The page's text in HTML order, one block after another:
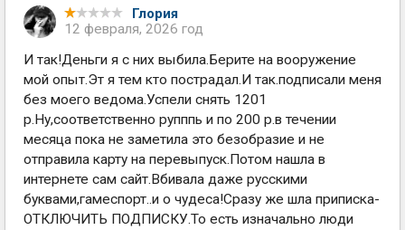
Глория
12 февраля, 2026 год
И так!Деньги я с них выбила.Берите на вооружение
мой опыт.Эт я тем кто пострадал.И так.подписали меня
без моего ведома.Успели снять 1201
р.Ну,соответственно рупппь и по 200 р.в течении
месяца пока не заметила это безобразие и не
отправила карту на перевыпуск.Потом нашла в
интернете сам сайт.Вбивала даже русскими
буквами,гамеспорт..и о чудеса!Сразу же шла приписка-
ОТКЛЮЧИТЬ ПОДПИСКУ.То есть изначально люди